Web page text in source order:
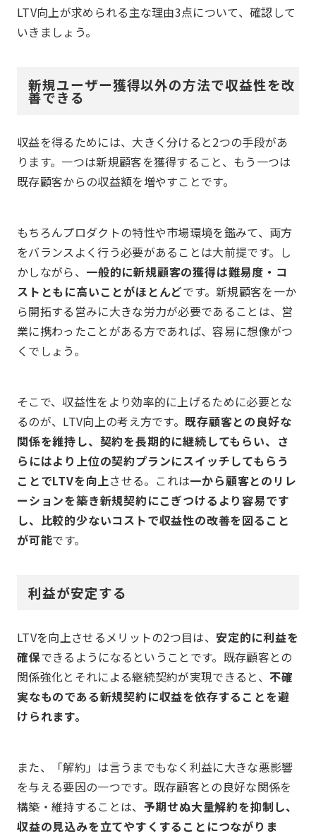
LTV向上が求められる主な理由3点について、確認して
いきましょう。
新規ユーザー獲得以外の方法で収益性を改
善できる
収益を得るためには、大きく分けると2つの手段があ
ります。一つは新規顧客を獲得すること、もう一つは
既存顧客からの収益額を増やすことです。
もちろんプロダクトの特性や市場環境を鑑みて、両方
をバランスよく行う必要があることは大前提です。し
かしながら、 一般的に新規顧客の獲得は難易度・コ
ストともに高いことがほとんどです。新規顧客を一か
ら開拓する営みに大きな労力が必要であることは、営
業に携わったことがある方であれば、容易に想像がつ
くでしょう。
そこで、収益性をより効率的に上げるために必要とな
るのが、LTV向上の考え方です。既存顧客との良好な
関係を維持し、契約を長期的に継続してもらい、さ
らにはより上位の契約プランにスイッチしてもらう
ことでLTVを向上させる。これは一から顧客とのリレ
ーションを築き新規契約にこぎつけるより容易です
し、比較的少ないコストで収益性の改善を図ること
が可能です。
利益が安定する
LTVを向上させるメリットの2つ目は、安定的に利益を
確保できるようになるということです。既存顧客との
関係強化とそれによる継続契約が実現できると、不確
実なものである新規契約に収益を依存することを避
けられます。
また、「解約」は言うまでもなく利益に大きな悪影響
を与える要因の一つです。既存顧客との良好な関係を
構築・維持することは、 予期せぬ大量解約を抑制し、
収益の見込みを立てやすくすることにつながりま